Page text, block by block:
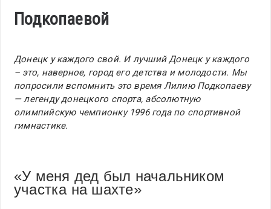
Подкопаевой
Донецк у каждого свой. И лучший Донецк у каждого
– это, наверное, город его детства и молодости. Мы
попросили вспомнить это время Лилию Подкопаеву
— легенду донецкого спорта, абсолютную
олимпийскую чемпионку 1996 года по спортивной
гимнастике.
«У меня дед был начальником
участка на шахте»